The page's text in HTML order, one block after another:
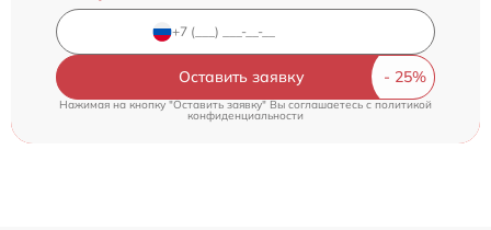
Оставить заявку
Нажимая на кнопку "Оставить заявку" Вы соглашаетесь cполитикой
конфиденциальности